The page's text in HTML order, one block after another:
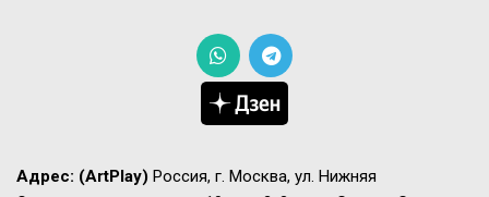
Адрес: (ArtPlay) Россия, г. Москва, ул. Нижняя